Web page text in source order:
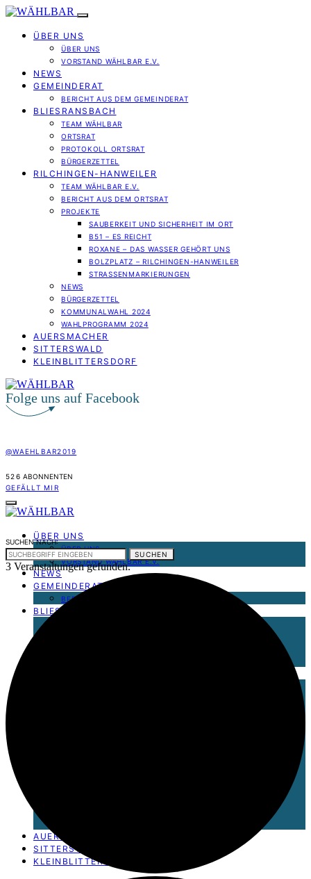
ÜBER UNS
ÜBER UNS
VORSTAND WÄHLBAR E.V.
NEWS
GEMEINDERAT
BERICHT AUS DEM GEMEINDERAT
BLIESRANSBACH
TEAM WÄHLBAR
ORTSRAT
PROTOKOLL ORTSRAT
BÜRGERZETTEL
RILCHINGEN-HANWEILER
TEAM WÄHLBAR E.V.
BERICHT AUS DEM ORTSRAT
PROJEKTE
SAUBERKEIT UND SICHERHEIT IM ORT
B51 – ES REICHT
ROXANE – DAS WASSER GEHÖRT UNS
BOLZPLATZ – RILCHINGEN-HANWEILER
STRASSENMARKIERUNGEN
NEWS
BÜRGERZETTEL
KOMMUNALWAHL 2024
WAHLPROGRAMM 2024
AUERSMACHER
SITTERSWALD
KLEINBLITTERSDORF
Folge uns auf Facebook
@WAEHLBAR2019
526 ABONNENTEN
GEFÄLLT MIR
ÜBER UNS
ÜBER UNS
VORSTAND WÄHLBAR E.V.
NEWS
GEMEINDERAT
BERICHT AUS DEM GEMEINDERAT
BLIESRANSBACH
AUERSMACHER
SITTERSWALD
KLEINBLITTERSDORF
SUCHEN NACH:
SUCHEN
3 Veranstaltungen gefunden.